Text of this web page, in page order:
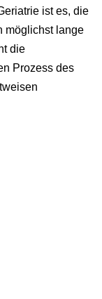
ist es, die
möglichst lange
die
Prozess des